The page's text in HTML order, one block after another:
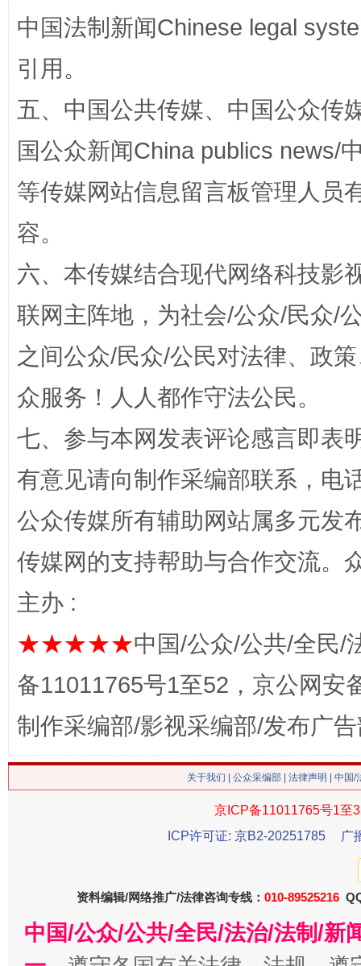
这是一记警钟！ 谢
今
魏明
“刷贴”乱象丛生
生
中国法制新闻Chinese legal
引用。
五、中国公共传媒、中国公众传
国公众新闻China publics news/
等传媒网站信息留言板管理人员
容。
六、本传媒结合现代网络科技影
联网主阵地，为社会/公众/民众/
之间公众/民众/公民对法律、政
众服务！人人都作守法公民。
七、参与本网发表评论感言即表
有意见请向制作采编部联系，电
公众传媒所有辅助网站属多元发
传媒网的支持帮助与合作交流。
主办 :
★★★★★中国/公众/公共/全民/
备11011765号1至52，京公网安
制作采编部/影视采编部/发布广
关于我们 公众采编部 法律声明 | 中国
京ICP备11011765号1至
ICP许可证: 京B2-20251785
广
资料编辑/网络推广/法律咨询专线： 010-89525216
中国/公众/公共/全民/法治/法制/新